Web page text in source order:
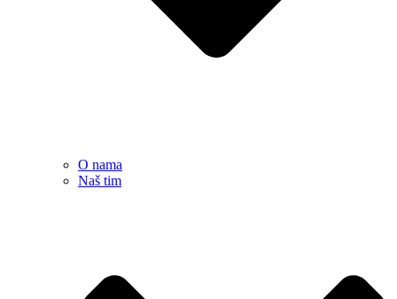
O nama
Naš tim